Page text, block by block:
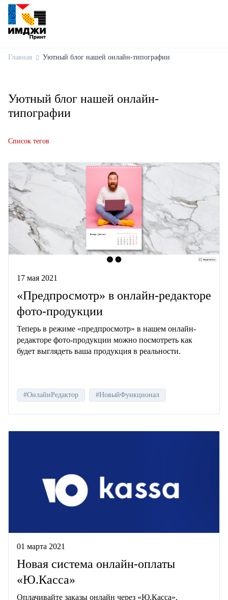
Главная Уютный блог нашей онлайн-типографии
Уютный блог нашей онлайн-
типографии
Список тегов
17 мая 2021
«Предпросмотр» в онлайн-редакторе
фото-продукции
Теперь в режиме «предпросмотр» в нашем онлайн-
редакторе фото-продукции можно посмотреть как
будет выглядеть ваша продукция в реальности.
#ОнлайнРедактор #НовыйФункционал
01 марта 2021
Новая система онлайн-оплаты
«Ю.Касса»
Оплачивайте заказы онлайн через «Ю.Касса».